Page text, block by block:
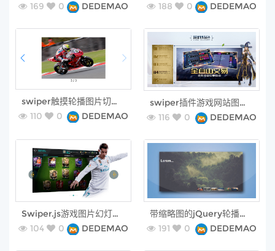
169 0 DEDEMAO 188 0 DEDEMAO
swiper触摸轮播图片切换缩放插件
free
110 0 DEDEMAO
swiper插件游戏网站图片切换轮播
free
116 0 DEDEMAO
Swiper.js游戏图片幻灯片轮播切换
free
104 0 DEDEMAO
带缩略图的jQuery轮播图插件
free
191 0 DEDEMAO